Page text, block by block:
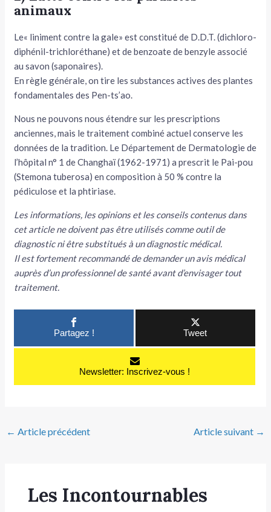
animaux
Le« liniment contre la gale» est constitué de D.D.T. (dichloro-
di­phénil-trichloréthane) et de benzoate de benzyle associé
au savon (saponaires).
En règle générale, on tire les substances actives des plantes
fonda­mentales des Pen-ts’ao.
Nous ne pouvons nous étendre sur les prescriptions
anciennes, mais le traitement combiné actuel conserve les
données de la tradi­tion. Le Département de Dermatologie de
l’hôpital n° 1 de Chang­haï (1962-1971) a prescrit le Pai-pou
(Stemona tuberosa) en compo­sition à 50 % contre la
pédiculose et la phtiriase.
Les informations, les opinions et les conseils contenus dans
cet article ne doivent pas être utilisés comme outil de
diagnostic ni être substitués à un diagnostic médical.
Il est fortement recommandé de demander un avis médical
auprès d’un professionnel de santé avant d’envisager tout
traitement.
Partagez ! Tweet
Newsletter: Inscrivez-vous !
← Article précédent Article suivant →
Les Incontournables